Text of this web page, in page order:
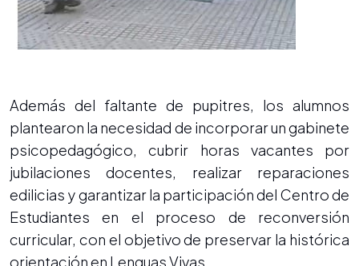
Además del faltante de pupitres, los alumnos
plantearon la necesidad de incorporar un gabinete
psicopedagógico, cubrir horas vacantes por
jubilaciones docentes, realizar reparaciones
edilicias y garantizar la participación del Centro de
Estudiantes en el proceso de reconversión
curricular, con el objetivo de preservar la histórica
orientación en Lenguas Vivas.